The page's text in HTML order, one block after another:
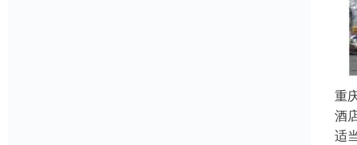
重
酒
适